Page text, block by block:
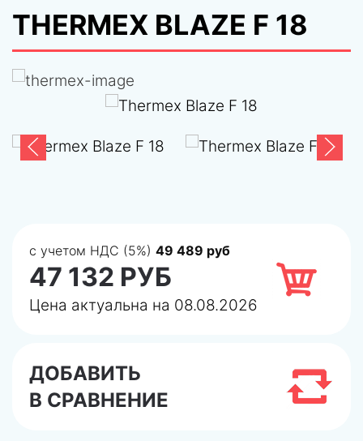
THERMEX BLAZE F 18
с учетом НДС (5%) 49 489 руб
47 132 РУБ
Цена актуальна на 08.08.2026
ДОБАВИТЬ
В СРАВНЕНИЕ